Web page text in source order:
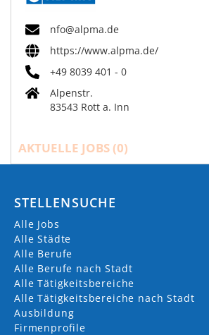
nfo@alpma.de
https://www.alpma.de/
+49 8039 401 - 0
Alpenstr.
83543 Rott a. Inn
AKTUELLE JOBS (0)
STELLENSUCHE
Alle Jobs
Alle Städte
Alle Berufe
Alle Berufe nach Stadt
Alle Tätigkeitsbereiche
Alle Tätigkeitsbereiche nach Stadt
Ausbildung
Firmenprofile